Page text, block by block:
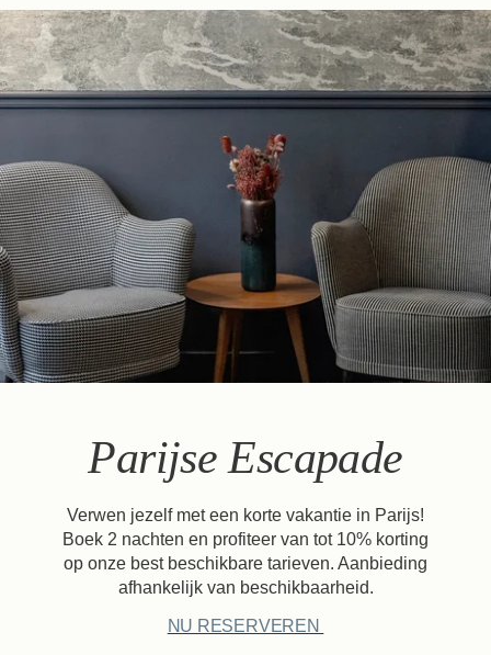
Parijse Escapade
Verwen jezelf met een korte vakantie in Parijs!
Boek 2 nachten en profiteer van tot 10% korting
op onze best beschikbare tarieven. Aanbieding
afhankelijk van beschikbaarheid.
NU RESERVEREN